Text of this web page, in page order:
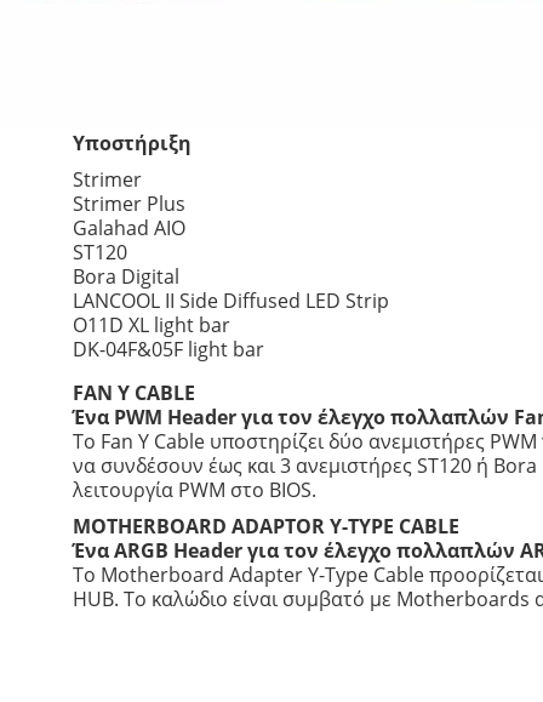
Υποστήριξη
Strimer
Strimer Plus
Galahad AIO
ST120
Bora Digital
LANCOOL II Side Diffused LED Strip
O11D XL light bar
DK-04F&05F light bar
FAN Y CABLE
Ένα PWM Header για τον έλεγχο πολλαπλών
Το Fan Y Cable υποστηρίζει δύο ανεμιστήρες
να συνδέσουν έως και 3 ανεμιστήρες ST120 ή
λειτουργία PWM στο BIOS.
MOTHERBOARD ADAPTOR Y-TYPE CABLE
Ένα ARGB Header για τον έλεγχο πολλαπλών
Το Motherboard Adapter Y-Type Cable
HUB. Το καλώδιο είναι συμβατό με Motherboards